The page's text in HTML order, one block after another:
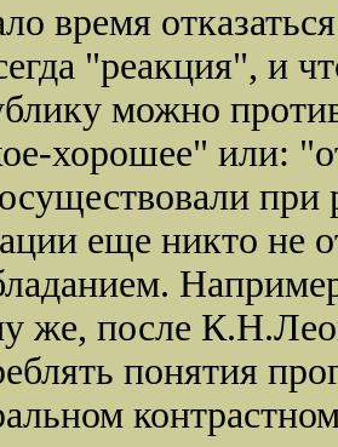
время
"реакция", и
можно
хорошее" или:
еще никто не
же, после
понятия